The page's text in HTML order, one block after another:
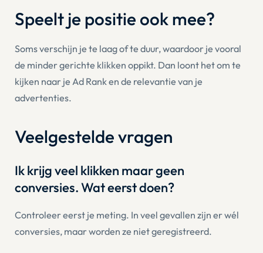
Speelt je positie ook mee?
Soms verschijn je te laag of te duur, waardoor je vooral
de minder gerichte klikken oppikt. Dan loont het om te
kijken naar je Ad Ranken de relevantie van je
advertenties.
Veelgestelde vragen
Ik krijg veel klikken maar geen
conversies. Wat eerst doen?
Controleer eerst je meting. In veel gevallen zijn er wél
conversies, maar worden ze niet geregistreerd.